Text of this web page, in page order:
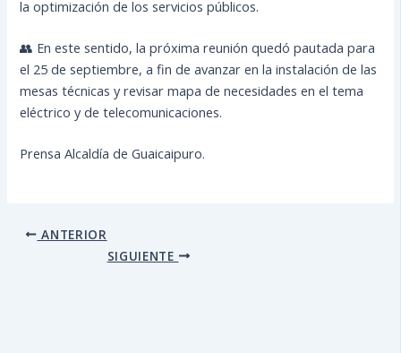
la optimización de los servicios públicos.
👥 En este sentido, la próxima reunión quedó pautada para
el 25 de septiembre, a fin de avanzar en la instalación de las
mesas técnicas y revisar mapa de necesidades en el tema
eléctrico y de telecomunicaciones.
Prensa Alcaldía de Guaicaipuro.
ANTERIOR
SIGUIENTE